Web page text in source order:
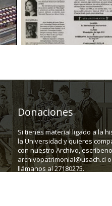
Donaciones
Si tienes material ligado a la
la Universidad y quieres
con nuestro Archivo,
archivopatrimonial@usach.cl o
llámanos al 27180275.